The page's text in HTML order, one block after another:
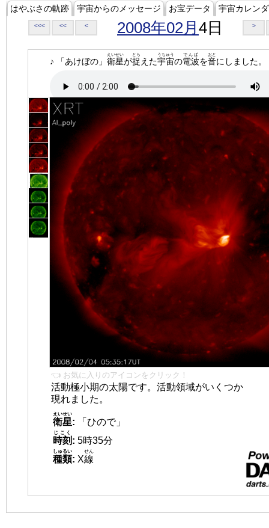
はやぶさの軌跡 宇宙からのメッセージ お宝データ 宇宙カレン
<<< << < 2008年02月 4日 >
♪ 「あけぼの」 衛星
えいせい
が捉
とら
えた宇宙
うちゅう
の電波
でんぱ
を音
おと
にしました。
👈 お気に入りのアイコンをクリック！
活動極小期の太陽です。活動領域がいくつか
現れました。
衛星
えいせい
:
「ひので」
時刻
じこく
: 5時35分
種類
しゅるい
: X線
せん